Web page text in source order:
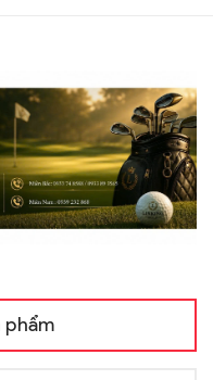
phẩm